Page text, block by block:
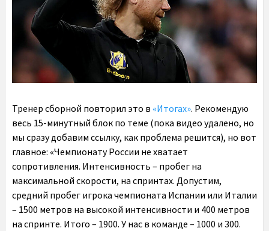
Тренер сборной повторил это в «Итогах». Рекомендую
весь 15-минутный блок по теме (пока видео удалено, но
мы сразу добавим ссылку, как проблема решится), но вот
главное: «Чемпионату России не хватает
сопротивления. Интенсивность – пробег на
максимальной скорости, на спринтах. Допустим,
средний пробег игрока чемпионата Испании или Италии
– 1500 метров на высокой интенсивности и 400 метров
на спринте. Итого – 1900. У нас в команде – 1000 и 300.